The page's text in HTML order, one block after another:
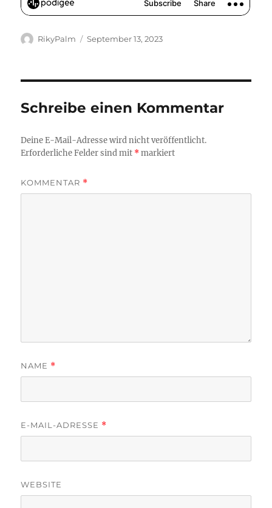
Autor
RikyPalm
Veröffentlicht
September 13, 2023
Schreibe einen Kommentar
Deine E-Mail-Adresse wird nicht veröffentlicht.
Erforderliche Felder sind mit *markiert
KOMMENTAR *
NAME *
E-MAIL-ADRESSE *
WEBSITE